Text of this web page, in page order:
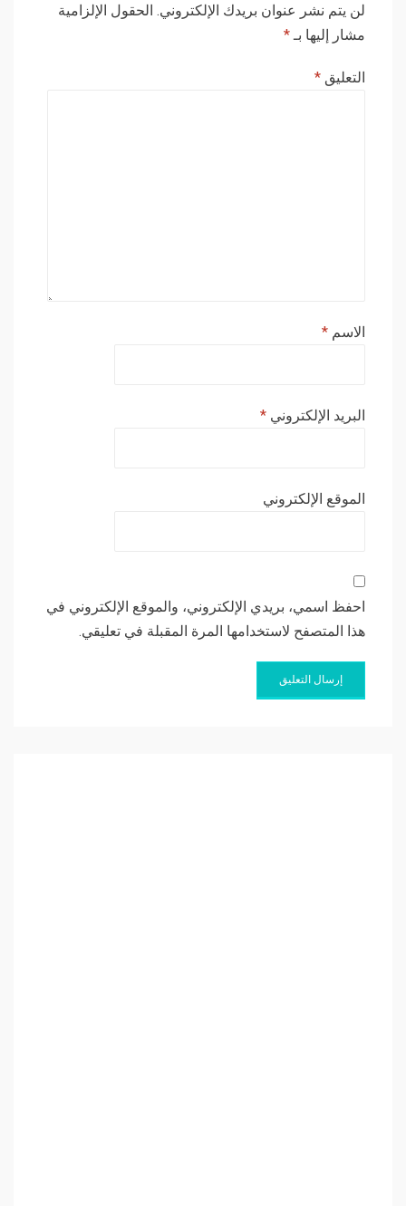
لن يتم نشر عنوان بريدك الإلكتروني. الحقول الإلزامية
مشار إليها بـ*
التعليق *
الاسم *
البريد الإلكتروني *
الموقع الإلكتروني
احفظ اسمي، بريدي الإلكتروني، والموقع الإلكتروني في
هذا المتصفح لاستخدامها المرة المقبلة في تعليقي.